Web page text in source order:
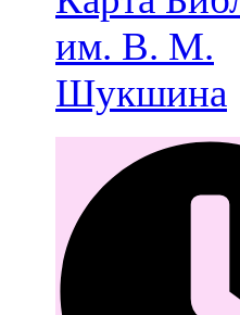
им. В. М.
Шукшина